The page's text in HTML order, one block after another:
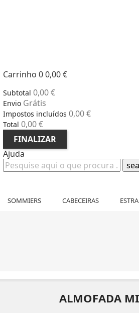
Carrinho 00,00 €
Subtotal 0,00 €
Envio Grátis
Impostos incluídos 0,00 €
Total 0,00 €
FINALIZAR
Ajuda
SOMMIERS CABECEIRAS
ALMOFADA